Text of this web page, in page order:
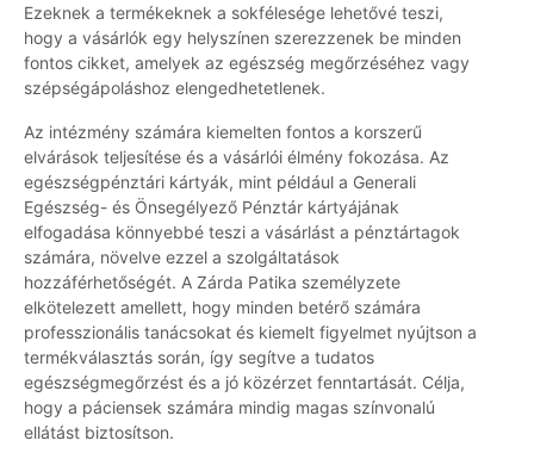
Ezeknek a termékeknek a sokfélesége lehetővé teszi,
hogy a vásárlók egy helyszínen szerezzenek be minden
fontos cikket, amelyek az egészség megőrzéséhez vagy
szépségápoláshoz elengedhetetlenek.
Az intézmény számára kiemelten fontos a korszerű
elvárások teljesítése és a vásárlói élmény fokozása. Az
egészségpénztári kártyák, mint például a Generali
Egészség- és Önsegélyező Pénztár kártyájának
elfogadása könnyebbé teszi a vásárlást a pénztártagok
számára, növelve ezzel a szolgáltatások
hozzáférhetőségét. A Zárda Patika személyzete
elkötelezett amellett, hogy minden betérő számára
professzionális tanácsokat és kiemelt figyelmet nyújtson a
termékválasztás során, így segítve a tudatos
egészségmegőrzést és a jó közérzet fenntartását. Célja,
hogy a páciensek számára mindig magas színvonalú
ellátást biztosítson.